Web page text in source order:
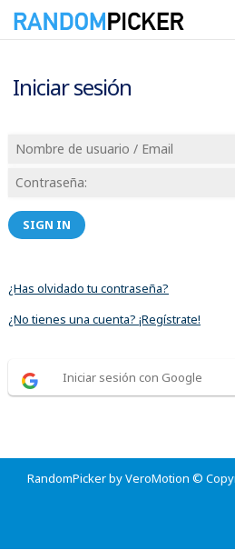
Iniciar sesión
SIGN IN
¿Has olvidado tu contraseña?
¿No tienes una cuenta? ¡Regístrate!
Iniciar sesión con Google
RandomPicker by VeroMotion ©